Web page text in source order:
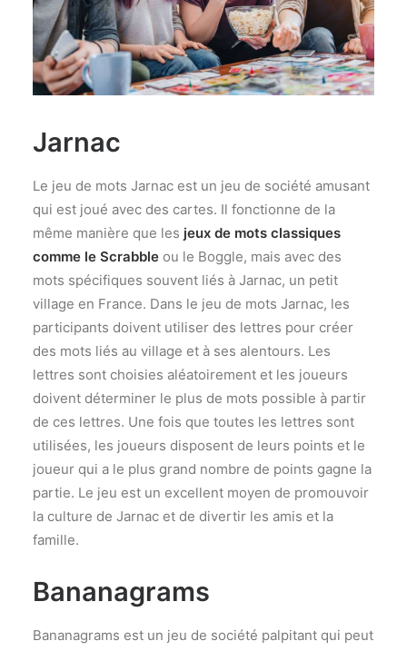
Jarnac
Le jeu de mots Jarnac est un jeu de société amusant
qui est joué avec des cartes. Il fonctionne de la
même manière que les jeux de mots classiques
comme le Scrabble ou le Boggle, mais avec des
mots spécifiques souvent liés à Jarnac, un petit
village en France. Dans le jeu de mots Jarnac, les
participants doivent utiliser des lettres pour créer
des mots liés au village et à ses alentours. Les
lettres sont choisies aléatoirement et les joueurs
doivent déterminer le plus de mots possible à partir
de ces lettres. Une fois que toutes les lettres sont
utilisées, les joueurs disposent de leurs points et le
joueur qui a le plus grand nombre de points gagne la
partie. Le jeu est un excellent moyen de promouvoir
la culture de Jarnac et de divertir les amis et la
famille.
Bananagrams
Bananagrams est un jeu de société palpitant qui peut